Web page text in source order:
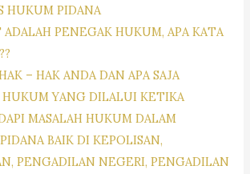
HUKUM PIDANA
ADALAH PENEGAK HUKUM, APA KATA
– HAK ANDA DAN APA SAJA
HUKUM YANG DILALUI KETIKA
MASALAH HUKUM DALAM
BAIK DI KEPOLISAN,
PENGADILAN NEGERI, PENGADILAN